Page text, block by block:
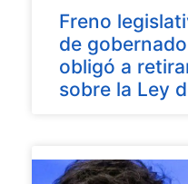
Freno
de
obligó a
sobre la Ley